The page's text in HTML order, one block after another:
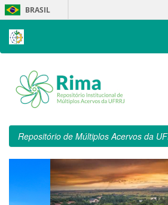
Skip
navigation
BRASIL
Repositório de Múltiplos Acervos da